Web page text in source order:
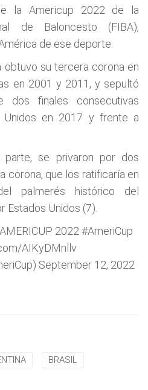
la Americup 2022 de la
de Baloncesto (FIBA),
de ese deporte.
obtuvo su tercera corona en
en 2001 y 2011, y sepultó
dos finales consecutivas
Unidos en 2017 y frente a
parte, se privaron por dos
corona, que los ratificaría en
palmerés histórico del
Estados Unidos (7).
2022 #AmeriCup
AIKyDMnllv
September 12, 2022
BRASIL